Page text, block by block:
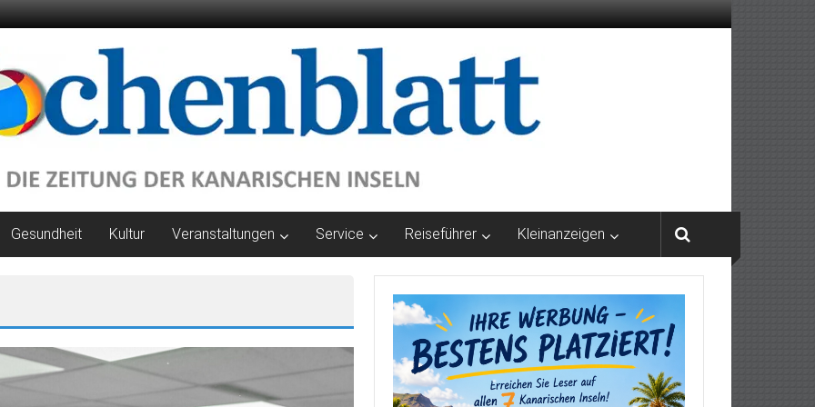
Gesundheit Kultur Veranstaltungen Service Reiseführer Kleinanzeigen